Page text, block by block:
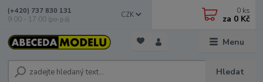
Menu
CZK
Hledat
(+420) 737 830 131
9:00 - 17:00 (po-pá)
0 ks
za 0 Kč